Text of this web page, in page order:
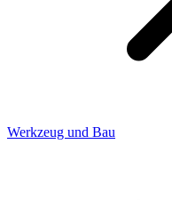
Werkzeug und Bau